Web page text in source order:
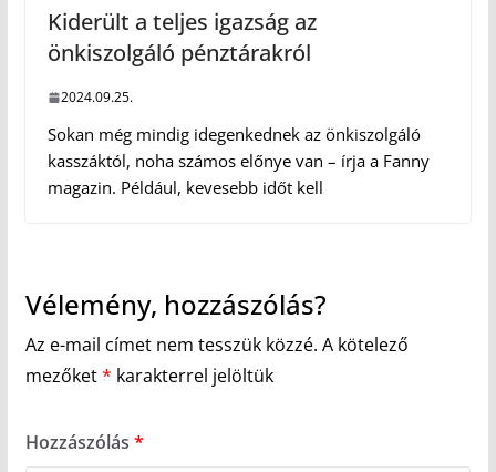
Kiderült a teljes igazság az
önkiszolgáló pénztárakról
2024.09.25.
Sokan még mindig idegenkednek az önkiszolgáló
kasszáktól, noha számos előnye van – írja a Fanny
magazin. Például, kevesebb időt kell
Vélemény, hozzászólás?
Az e-mail címet nem tesszük közzé. A kötelező
mezőket* karakterrel jelöltük
Hozzászólás *